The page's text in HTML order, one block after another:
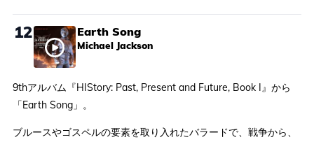
12 Earth Song
Michael Jackson
9thアルバム『HIStory: Past, Present and Future, Book I』から
「Earth Song」。
ブルースやゴスペルの要素を取り入れたバラードで、戦争から、